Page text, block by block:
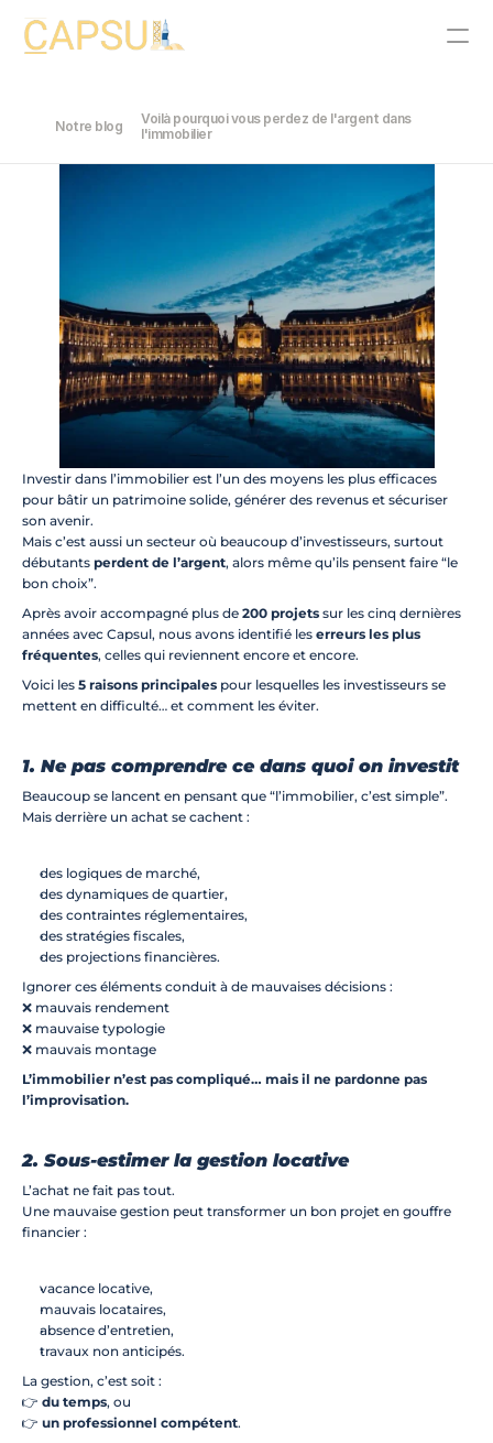
Notre histoire
PRODUCT
Design
Join
Investissement locatif
Rénovation/Aménagem
ent
Réalisations
Blog
Contact
Prêt(e) à décoller
Notre blog
Voilà pourquoi vous perdez de l'argent dans
l'immobilier
Investir dans l’immobilier est l’un des moyens les plus efficaces
pour bâtir un patrimoine solide, générer des revenus et sécuriser
son avenir.
Mais c’est aussi un secteur où beaucoup d’investisseurs, surtout
débutants perdent de l’argent, alors même qu’ils pensent faire “le
bon choix”.
Après avoir accompagné plus de 200 projets sur les cinq dernières
années avec Capsul, nous avons identifié les erreurs les plus
fréquentes, celles qui reviennent encore et encore.
Voici les 5 raisons principales pour lesquelles les investisseurs se
mettent en difficulté… et comment les éviter.
1. Ne pas comprendre ce dans quoi on investit
Beaucoup se lancent en pensant que “l’immobilier, c’est simple”.
Mais derrière un achat se cachent :
des logiques de marché,
des dynamiques de quartier,
des contraintes réglementaires,
des stratégies fiscales,
des projections financières.
Ignorer ces éléments conduit à de mauvaises décisions :
❌ mauvais rendement
❌ mauvaise typologie
❌ mauvais montage
L’immobilier n’est pas compliqué… mais il ne pardonne pas
l’improvisation.
2. Sous-estimer la gestion locative
L’achat ne fait pas tout.
Une mauvaise gestion peut transformer un bon projet en gouffre
financier :
vacance locative,
mauvais locataires,
absence d’entretien,
travaux non anticipés.
La gestion, c’est soit :
👉 du temps, ou
👉 un professionnel compétent.